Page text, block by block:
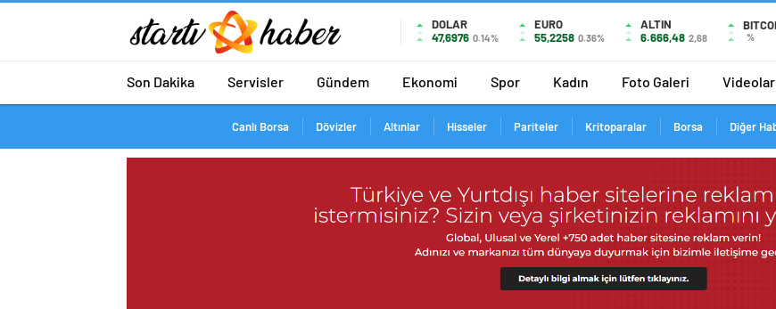
DOLAR
47,6976 0.14%
EURO
55,2258 0.36%
ALTIN
6.666,48 2,68 %
Son Dakika Servisler Gündem Ekonomi Spor Kadın Foto Galeri Videolar
Canlı Borsa Dövizler Altınlar Hisseler Pariteler Kritoparalar Borsa Diğer